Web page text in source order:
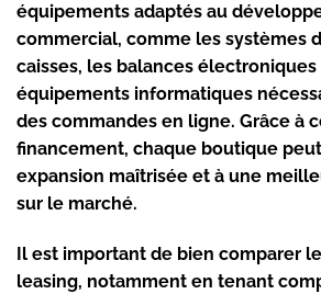
équipements adaptés au
commercial, comme les systèmes
caisses, les balances
équipements informatiques
des commandes en ligne. Grâce à
financement, chaque boutique
expansion maîtrisée et à une
sur le marché.
Il est important de bien comparer
leasing, notamment en tenant